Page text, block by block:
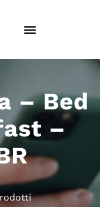
– Bed
–